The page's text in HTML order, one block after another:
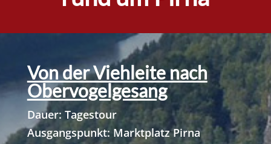
Von der Viehleite nach
Obervogelgesang
Dauer: Tagestour
Ausgangspunkt: Marktplatz Pirna